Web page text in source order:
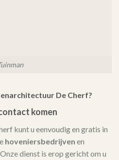
De Cherf?
komen
kunt u eenvoudig en gratis in
hoveniersbedrijven en
dienst is erop gericht om u